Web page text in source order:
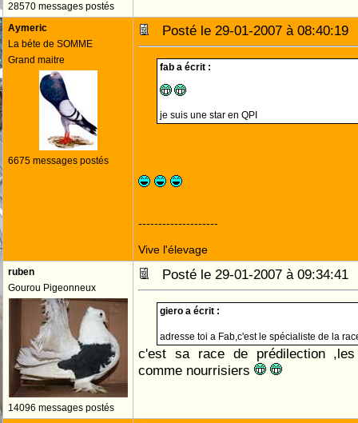
28570 messages postés
Aymeric
La béte de SOMME
Grand maitre
6675 messages postés
Posté le 29-01-2007 à
fab a écrit :
je suis une star en QPI
--------------------
Vive l'élevage
ruben
Gourou Pigeonneux
14096 messages postés
Posté le 29-01-2007 à
giero a écrit :
adresse toi a Fab,c'est le spécialiste de la
c'est sa race de prédilection
comme nourrisiers